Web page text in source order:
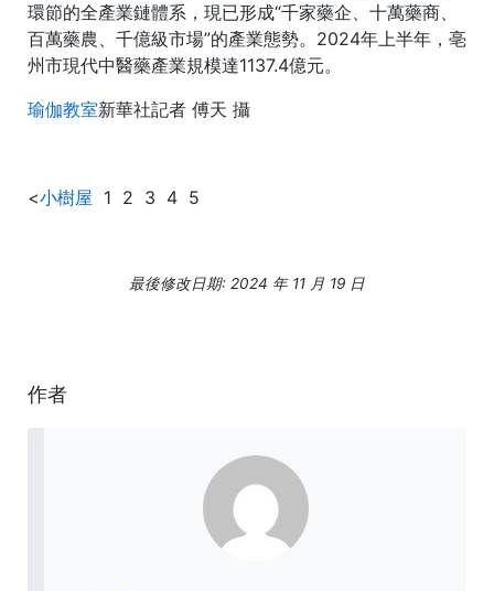
環節的全產業鏈體系，現已形成“千家藥企、十萬藥商、
百萬藥農、千億級市場”的產業態勢。2024年上半年，亳
州市現代中醫藥產業規模達1137.4億元。
瑜伽教室新華社記者 傅天 攝
<小樹屋 1 2 3 4 5
最後修改日期: 2024 年 11 月 19 日
作者